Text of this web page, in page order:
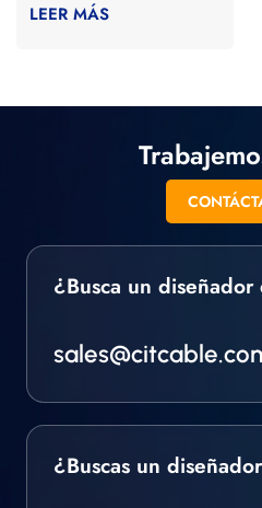
LEER MÁS
¿Busca un
¿Buscas un